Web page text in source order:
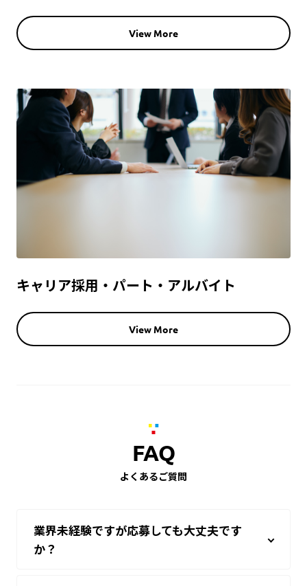
View More
キャリア採用・パート・アルバイト
View More
FAQ
よくあるご質問
業界未経験ですが応募しても大丈夫です
か？